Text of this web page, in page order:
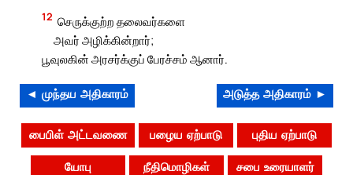
12 செருக்குற்ற தலைவர்களை
அவர் அழிக்கின்றார்;
பூவுலகின் அரசர்க்குப் பேரச்சம் ஆனார்.
◄ முந்தய அதிகாரம் அடுத்த அதிகாரம் ►
பைபிள் அட்டவணை பழைய ஏற்பாடு புதிய ஏற்பாடு
யோபு நீதிமொழிகள் சபை உரையாளர்